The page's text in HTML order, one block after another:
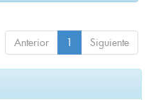
Anterior 1 Siguiente